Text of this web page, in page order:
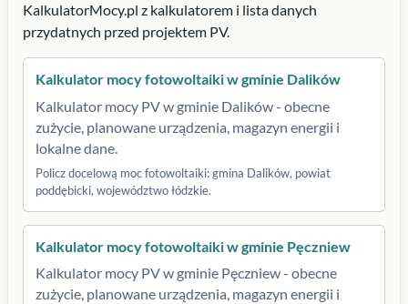
KalkulatorMocy.pl z kalkulatorem i lista danych
przydatnych przed projektem PV.
Kalkulator mocy fotowoltaiki w gminie Dalików
Kalkulator mocy PV w gminie Dalików - obecne
zużycie, planowane urządzenia, magazyn energii i
lokalne dane.
Policz docelową moc fotowoltaiki: gmina Dalików, powiat
poddębicki, województwo łódzkie.
Kalkulator mocy fotowoltaiki w gminie Pęczniew
Kalkulator mocy PV w gminie Pęczniew - obecne
zużycie, planowane urządzenia, magazyn energii i